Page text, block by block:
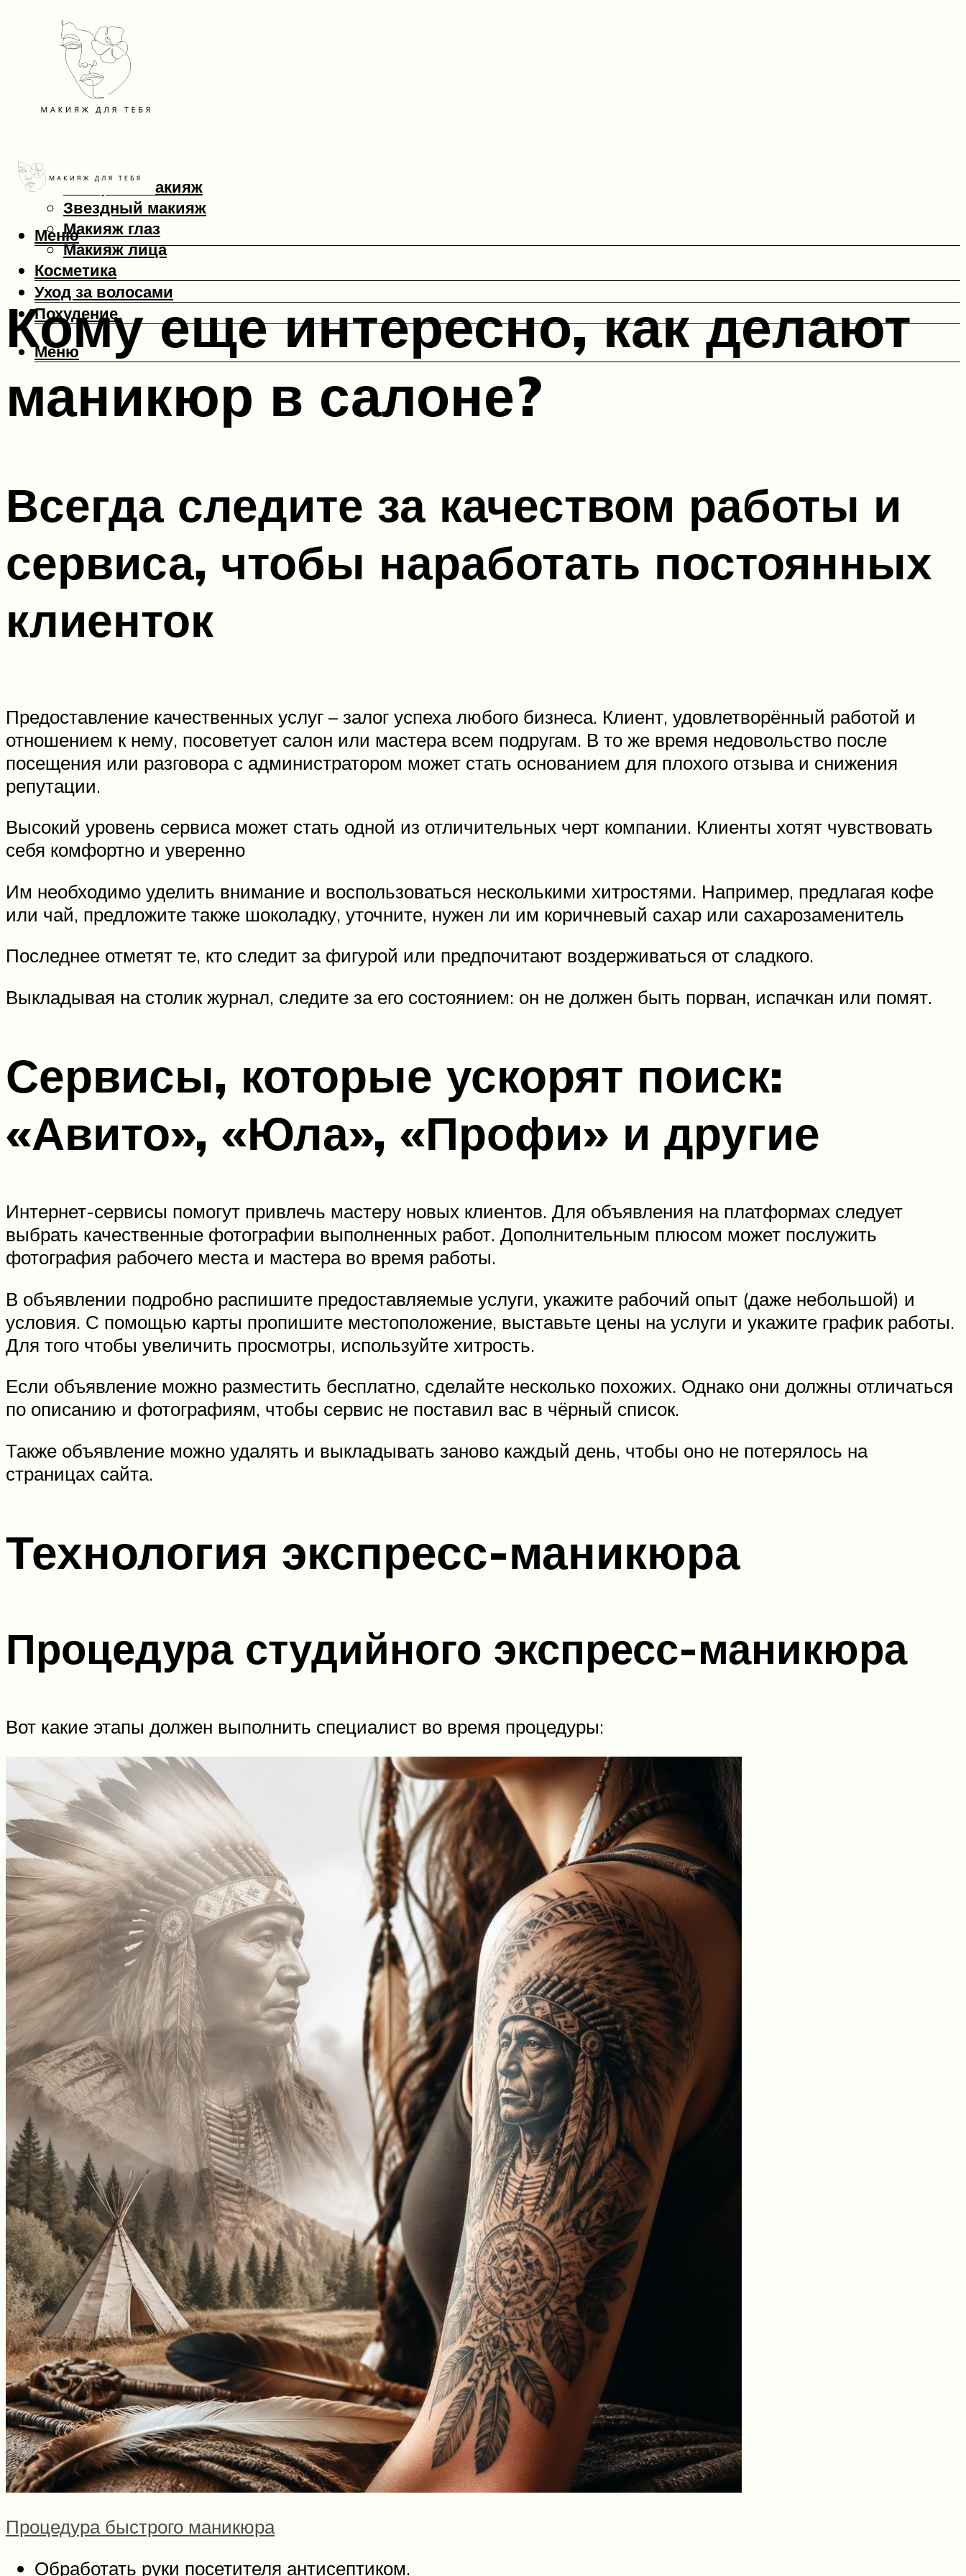
Макияж
Вечерний макияж
Звездный макияж
Макияж глаз
Макияж лица
Косметика
Уход за волосами
Похудение
Меню
Меню
Кому еще интересно, как делают
маникюр в салоне?
Всегда следите за качеством работы и
сервиса, чтобы наработать постоянных
клиенток
Предоставление качественных услуг – залог успеха любого бизнеса. Клиент, удовлетворённый работой и
отношением к нему, посоветует салон или мастера всем подругам. В то же время недовольство после
посещения или разговора с администратором может стать основанием для плохого отзыва и снижения
репутации.
Высокий уровень сервиса может стать одной из отличительных черт компании. Клиенты хотят чувствовать
себя комфортно и уверенно
Им необходимо уделить внимание и воспользоваться несколькими хитростями. Например, предлагая кофе
или чай, предложите также шоколадку, уточните, нужен ли им коричневый сахар или сахарозаменитель
Последнее отметят те, кто следит за фигурой или предпочитают воздерживаться от сладкого.
Выкладывая на столик журнал, следите за его состоянием: он не должен быть порван, испачкан или помят.
Сервисы, которые ускорят поиск:
«Авито», «Юла», «Профи» и другие
Интернет-сервисы помогут привлечь мастеру новых клиентов. Для объявления на платформах следует
выбрать качественные фотографии выполненных работ. Дополнительным плюсом может послужить
фотография рабочего места и мастера во время работы.
В объявлении подробно распишите предоставляемые услуги, укажите рабочий опыт (даже небольшой) и
условия. С помощью карты пропишите местоположение, выставьте цены на услуги и укажите график работы.
Для того чтобы увеличить просмотры, используйте хитрость.
Если объявление можно разместить бесплатно, сделайте несколько похожих. Однако они должны отличаться
по описанию и фотографиям, чтобы сервис не поставил вас в чёрный список.
Также объявление можно удалять и выкладывать заново каждый день, чтобы оно не потерялось на
страницах сайта.
Технология экспресс-маникюра
Процедура студийного экспресс-маникюра
Вот какие этапы должен выполнить специалист во время процедуры:
Процедура быстрого маникюра
Обработать руки посетителя антисептиком.